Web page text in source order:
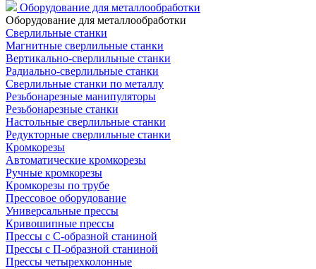
Оборудование для металлообработки
Оборудование для металлообработки
Сверлильные станки
Магнитные сверлильные станки
Вертикально-сверлильные станки
Радиально-сверлильные станки
Сверлильные станки по металлу
Резьбонарезные манипуляторы
Резьбонарезные станки
Настольные сверлильные станки
Редукторные сверлильные станки
Кромкорезы
Автоматические кромкорезы
Ручные кромкорезы
Кромкорезы по трубе
Прессовое оборудование
Универсальные прессы
Кривошипные прессы
Прессы с С-образной станиной
Прессы с П-образной станиной
Прессы четырехколонные